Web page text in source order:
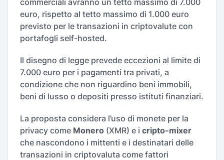
commerciali avranno un tetto massimo di 7.000
euro, rispetto al tetto massimo di 1.000 euro
previsto per le transazioni in criptovalute con
portafogli self-hosted.
Il disegno di legge prevede eccezioni al limite di
7.000 euro per i pagamenti tra privati, a
condizione che non riguardino beni immobili,
beni di lusso o depositi presso istituti finanziari.
La proposta considera l’uso di monete per la
privacy come Monero (XMR) e i cripto-mixer
che nascondono i mittenti e i destinatari delle
transazioni in criptovaluta come fattori